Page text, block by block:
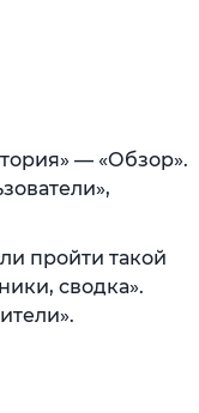
— «Обзор».
пройти такой
сводка».